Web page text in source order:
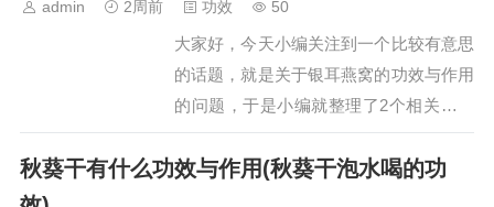
种生物活性成分…
admin 2周前 功效 50
大家好，今天小编关注到一个比较有意思
的话题，就是关于银耳燕窝的功效与作用
的问题，于是小编就整理了2个相关介绍
银耳燕窝的功效与作用的解答，让我们一
起看看吧。文章目录：银耳和燕窝有什么
秋葵干有什么功效与作用(秋葵干泡水喝的功